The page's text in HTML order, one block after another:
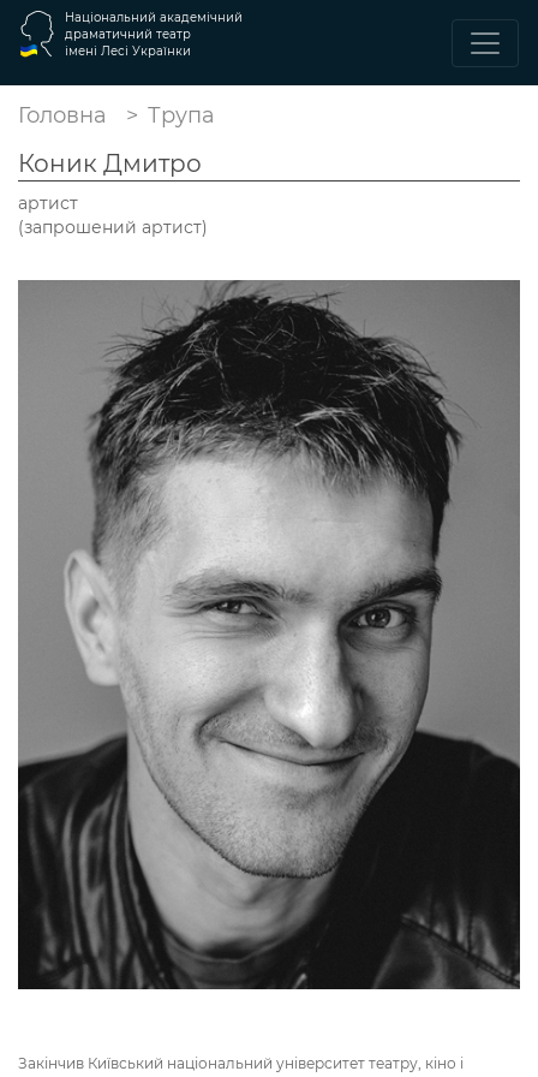
Національний академічний
драматичний театр
імені Лесі Українки
Головна Трупа
Коник Дмитро
артист
(запрошений артист)
Закінчив Київський національний університет театру, кіно і